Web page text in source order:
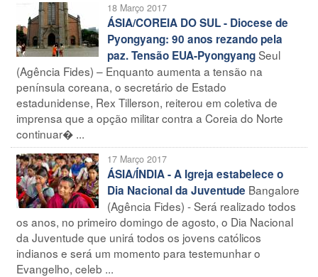
18 Março 2017
ÁSIA/COREIA DO SUL - Diocese de
Pyongyang: 90 anos rezando pela
paz. Tensão EUA-PyongyangSeul
(Agência Fides) – Enquanto aumenta a tensão na
península coreana, o secretário de Estado
estadunidense, Rex Tillerson, reiterou em coletiva de
imprensa que a opção militar contra a Coreia do Norte
continuar� ...
17 Março 2017
ÁSIA/ÍNDIA - A Igreja estabelece o
Dia Nacional da Juventude Bangalore
(Agência Fides) - Será realizado todos
os anos, no primeiro domingo de agosto, o Dia Nacional
da Juventude que unirá todos os jovens católicos
indianos e será um momento para testemunhar o
Evangelho, celeb ...